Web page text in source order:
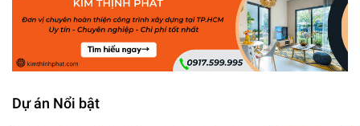
Dự án Nổi bật